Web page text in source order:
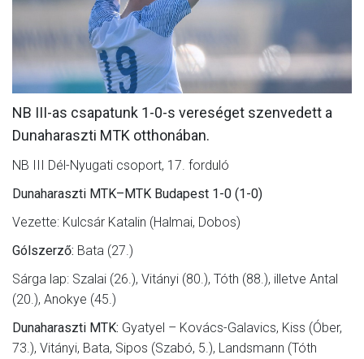
MÉRKŐZÉSEK
KLUB
GALÉRIA
SZURKOLÓI ÉLMÉNYEK
NB III-as csapatunk 1-0-s vereséget szenvedett a
Dunaharaszti MTK otthonában.
NB III Dél-Nyugati csoport, 17. forduló
Dunaharaszti MTK–MTK Budapest 1-0 (1-0)
Vezette: Kulcsár Katalin (Halmai, Dobos)
Gólszerző: Bata (27.)
Sárga lap: Szalai (26.), Vitányi (80.), Tóth (88.), illetve Antal
(20.), Anokye (45.)
Dunaharaszti MTK: Gyatyel – Kovács-Galavics, Kiss (Óber,
73.), Vitányi, Bata, Sipos (Szabó, 5.), Landsmann (Tóth